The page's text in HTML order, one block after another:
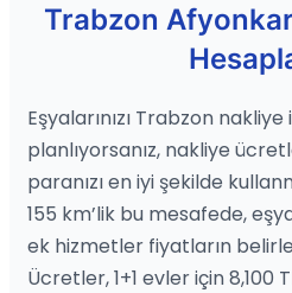
Trabzon
Eşyalarınızı Trabzon nakliye
planlıyorsanız, nakliye
paranızı en iyi şekilde
155 km’lik bu mesafede,
ek hizmetler fiyatların
Ücretler, 1+1 evler için 8,100